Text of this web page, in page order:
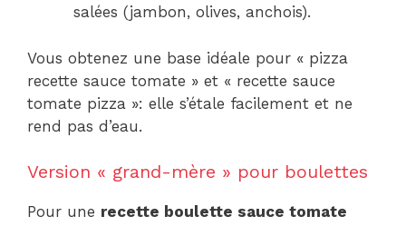
salées (jambon, olives, anchois).
Vous obtenez une base idéale pour « pizza
recette sauce tomate » et « recette sauce
tomate pizza »: elle s’étale facilement et ne
rend pas d’eau.
Version « grand-mère » pour boulettes
Pour une recette boulette sauce tomate